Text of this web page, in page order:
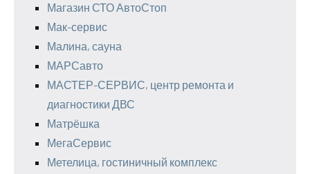
Магазин СТО АвтоСтоп
Мак-сервис
Малина, сауна
МАРСавто
МАСТЕР-СЕРВИС, центр ремонта и
диагностики ДВС
Матрёшка
МегаСервис
Метелица, гостиничный комплекс